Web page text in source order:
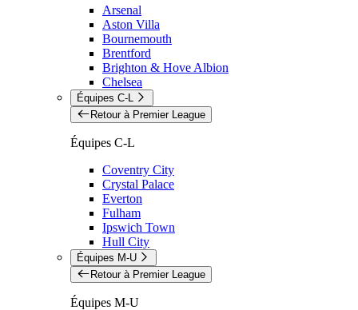
Arsenal
Aston Villa
Bournemouth
Brentford
Brighton & Hove Albion
Chelsea
Équipes C-L
Retour à Premier League
Équipes C-L
Coventry City
Crystal Palace
Everton
Fulham
Ipswich Town
Hull City
Équipes M-U
Retour à Premier League
Équipes M-U